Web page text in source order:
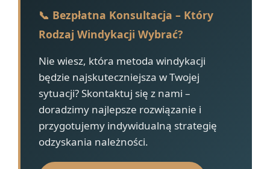
📞 Bezpłatna Konsultacja – Który
Rodzaj Windykacji Wybrać?
Nie wiesz, która metoda windykacji
będzie najskuteczniejsza w Twojej
sytuacji? Skontaktuj się z nami –
doradzimy najlepsze rozwiązanie i
przygotujemy indywidualną strategię
odzyskania należności.